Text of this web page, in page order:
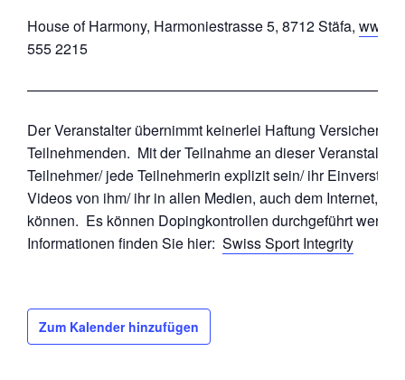
House of Harmony, Harmoniestrasse 5, 8712 Stäfa,
555 2215
Der Veranstalter übernimmt keinerlei Haftung
Teilnehmenden. Mit der Teilnahme an dieser
Teilnehmer/ jede Teilnehmerin explizit sein/ ihr
Videos von ihm/ ihr in allen Medien, auch dem Internet,
können. Es können Dopingkontrollen durchgeführt
Informationen finden Sie hier: Swiss Sport Integrity
Zum Kalender hinzufügen